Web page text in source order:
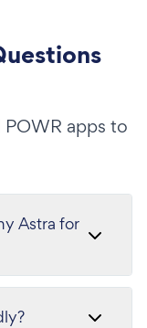
apps to
Astra for